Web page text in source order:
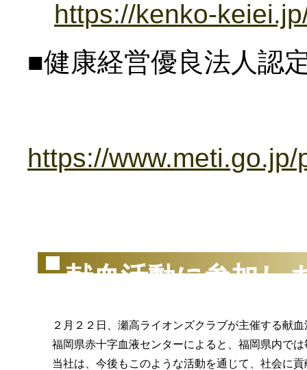
https://kenko-
■健康経営優良法人認
https://
献血活動に参加し
２月２２日、瀬高ライオンズクラブが主催する献
福岡県赤十字血液センターによると、福岡県内で
当社は、今後もこのような活動を通じて、社会に